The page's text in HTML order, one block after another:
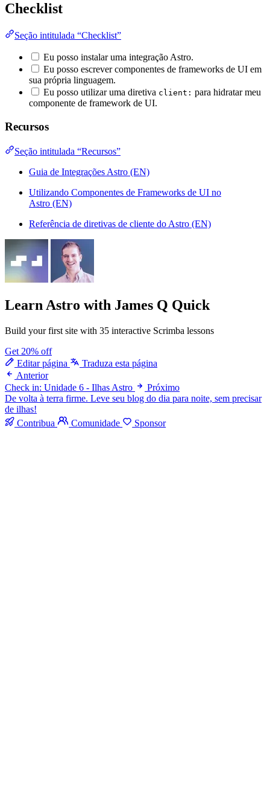
Checklist
Seção intitulada “Checklist”
Eu posso instalar uma integração Astro.
Eu posso escrever componentes de frameworks de UI em
sua própria linguagem.
Eu posso utilizar uma diretiva client: para hidratar meu
componente de framework de UI.
Recursos
Seção intitulada “Recursos”
Guia de Integrações Astro (EN)
Utilizando Componentes de Frameworks de UI no
Astro (EN)
Referência de diretivas de cliente do Astro (EN)
Learn Astro with James Q Quick
Build your first site with 35 interactive Scrimba lessons
Get 20% off
Editar página
Traduza esta página
Anterior
Check in: Unidade 6 - Ilhas Astro
Próximo
De volta à terra firme. Leve seu blog do dia para noite, sem precisar
de ilhas!
Contribua
Comunidade Sponsor